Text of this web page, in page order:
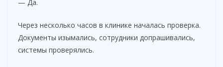
— Да.
Через несколько часов в клинике началась проверка.
Документы изымались, сотрудники допрашивались,
системы проверялись.